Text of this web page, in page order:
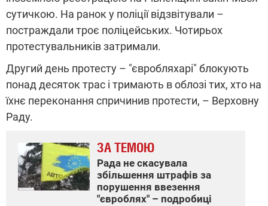
сутичкою. На ранок у поліції відзвітували –
постраждали троє поліцейських. Чотирьох
протестувальників затримали.
Другий день протесту – "євробляхарі" блокують
понад десяток трас і тримають в облозі тих, хто на
їхнє переконання спричинив протести, – Верховну
Раду.
ЗА ТЕМОЮ
Рада не скасувала
збільшення штрафів за
порушення ввезення
"євроблях" – подробиці